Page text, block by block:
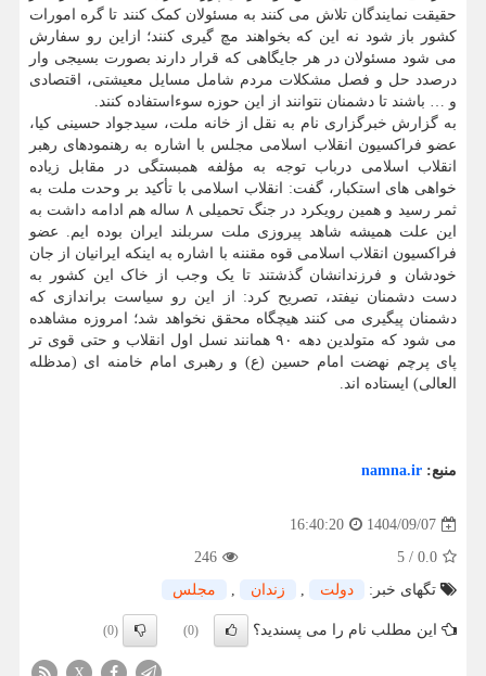
حقیقت نمایندگان تلاش می کنند به مسئولان کمک کنند تا گره امورات
کشور باز شود نه این که بخواهند مچ گیری کنند؛ ازاین رو سفارش
می شود مسئولان در هر جایگاهی که قرار دارند بصورت بسیجی وار
درصدد حل و فصل مشکلات مردم شامل مسایل معیشتی، اقتصادی
و … باشند تا دشمنان نتوانند از این حوزه سوءاستفاده کنند.
به گزارش خبرگزاری نام به نقل از خانه ملت، سیدجواد حسینی کیا،
عضو فراکسیون انقلاب اسلامی مجلس با اشاره به رهنمودهای رهبر
انقلاب اسلامی درباب توجه به مؤلفه همبستگی در مقابل زیاده
خواهی های استکبار، گفت: انقلاب اسلامی با تأکید بر وحدت ملت به
ثمر رسید و همین رویکرد در جنگ تحمیلی ۸ ساله هم ادامه داشت به
این علت همیشه شاهد پیروزی ملت سربلند ایران بوده ایم. عضو
فراکسیون انقلاب اسلامی قوه مقننه با اشاره به اینکه ایرانیان از جان
خودشان و فرزندانشان گذشتند تا یک وجب از خاک این کشور به
دست دشمنان نیفتد، تصریح کرد: از این رو سیاست براندازی که
دشمنان پیگیری می کنند هیچگاه محقق نخواهد شد؛ امروزه مشاهده
می شود که متولدین دهه ۹۰ همانند نسل اول انقلاب و حتی قوی تر
پای پرچم نهضت امام حسین (ع) و رهبری امام خامنه ای (مدظله
العالی) ایستاده اند.
منبع: namna.ir
1404/09/07
16:40:20
0.0
/
5
246
تگهای خبر:
دولت , زندان , مجلس
این مطلب نام را می پسندید؟ (0)
(0)